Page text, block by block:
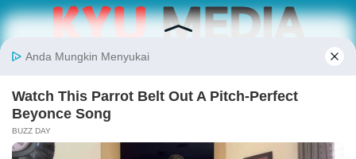
Kabarbaru.co menyajikan berita aktual dan
inspiratif dari sudut pandang berbaik sangka